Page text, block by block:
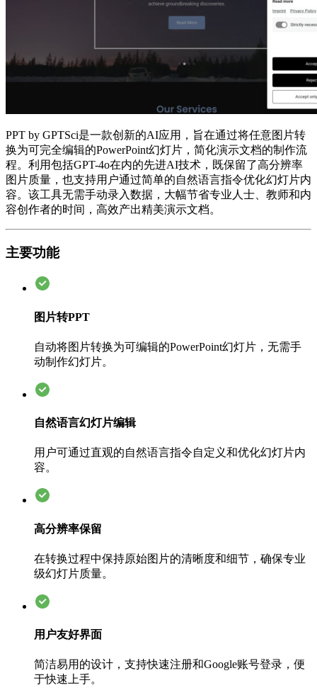
PPT by GPTSci是一款创新的AI应用，旨在通过将任意图片转
换为可完全编辑的PowerPoint幻灯片，简化演示文档的制作流
程。利用包括GPT-4o在内的先进AI技术，既保留了高分辨率
图片质量，也支持用户通过简单的自然语言指令优化幻灯片内
容。该工具无需手动录入数据，大幅节省专业人士、教师和内
容创作者的时间，高效产出精美演示文档。
主要功能
图片转PPT
自动将图片转换为可编辑的PowerPoint幻灯片，无需手
动制作幻灯片。
自然语言幻灯片编辑
用户可通过直观的自然语言指令自定义和优化幻灯片内
容。
高分辨率保留
在转换过程中保持原始图片的清晰度和细节，确保专业
级幻灯片质量。
用户友好界面
简洁易用的设计，支持快速注册和Google账号登录，便
于快速上手。